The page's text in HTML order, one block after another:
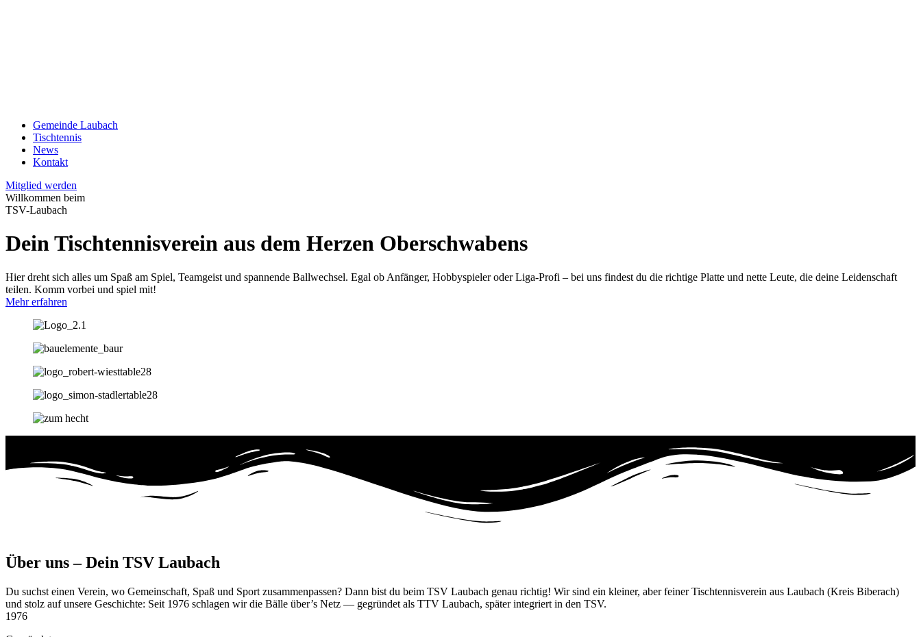
Gemeinde Laubach
Tischtennis
News
Kontakt
Mitglied werden
Willkommen beim
TSV-Laubach
Dein Tischtennisverein aus dem Herzen Oberschwabens
Hier dreht sich alles um Spaß am Spiel, Teamgeist und spannende Ballwechsel. Egal ob Anfänger, Hobbyspieler oder Liga-Profi – bei uns findest du die richtige Platte und nette Leute, die deine Leidenschaft
teilen. Komm vorbei und spiel mit!
Mehr erfahren
Über uns – Dein TSV Laubach
Du suchst einen Verein, wo Gemeinschaft, Spaß und Sport zusammenpassen? Dann bist du beim TSV Laubach genau richtig! Wir sind ein kleiner, aber feiner Tischtennisverein aus Laubach (Kreis Biberach)
und stolz auf unsere Geschichte: Seit 1976 schlagen wir die Bälle über’s Netz — gegründet als TTV Laubach, später integriert in den TSV.
1976